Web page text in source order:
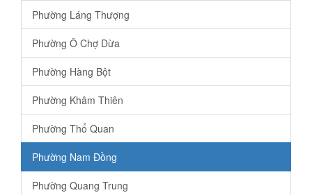
Phường Láng Thượng
Phường Ô Chợ Dừa
Phường Hàng Bột
Phường Khâm Thiên
Phường Thổ Quan
Phường Nam Đồng
Phường Quang Trung